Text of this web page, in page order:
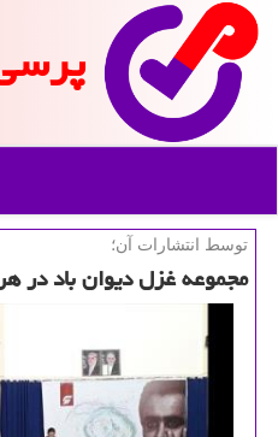
توسط انتشارات آن؛
مجموعه غزل دیوان باد در